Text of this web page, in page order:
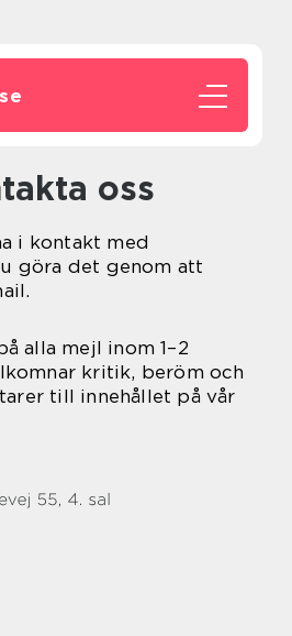
se
oss
i kontakt med
göra det genom att
alla mejl inom 1–2
kritik, beröm och
till innehållet på vår